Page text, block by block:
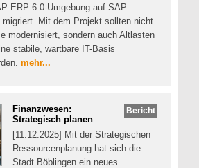
ERP 6.0-Umgebung auf SAP
migriert. Mit dem Projekt sollten nicht
modernisiert, sondern auch Altlasten
stabile, wartbare IT-Basis
mehr...
Bericht
Finanzwesen:
Strategisch planen
[11.12.2025] Mit der Strategischen
Ressourcenplanung hat sich die
Stadt Böblingen ein neues